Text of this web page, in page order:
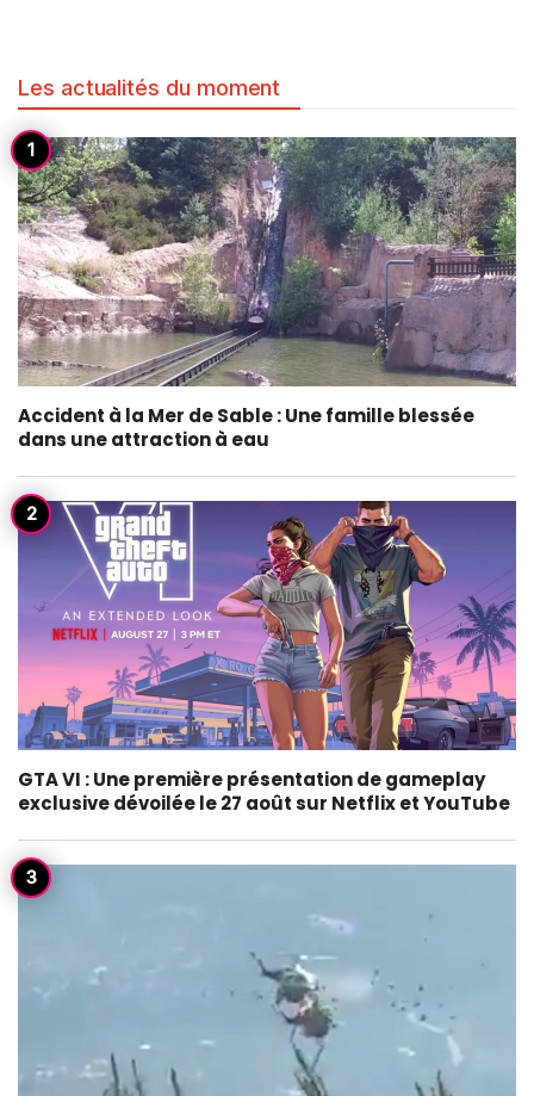
Les actualités du moment
Accident à la Mer de Sable : Une famille blessée
dans une attraction à eau
GTA VI : Une première présentation de gameplay
exclusive dévoilée le 27 août sur Netflix et YouTube